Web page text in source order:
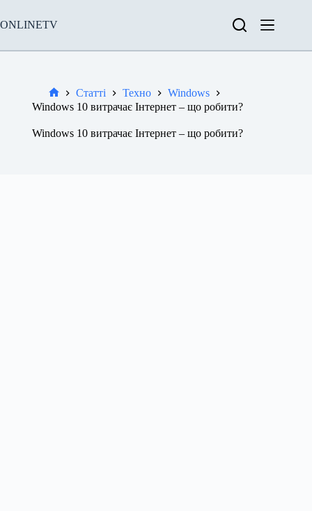
вмісту
ONLINETV
Новини
Статті Техно
Windows
Windows 10 витрачає Інтернет – що робити?
Windows 10 витрачає Інтернет – що робити?